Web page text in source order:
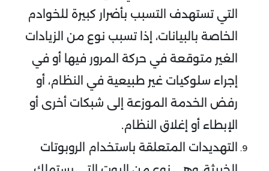
التي تستهدف التسبب بأضرار كبيرة للخوادم
الخاصة بالبيانات، إذا تسبب نوع من الزيادات
الغير متوقعة في حركة المرور فيها أو في
إجراء سلوكيات غير طبيعية في النظام، أو
رفض الخدمة الموزعة إلى شبكات أخرى أو
الإبطاء أو إغلاق النظام.
التهديدات المتعلقة باستخدام الروبوتات